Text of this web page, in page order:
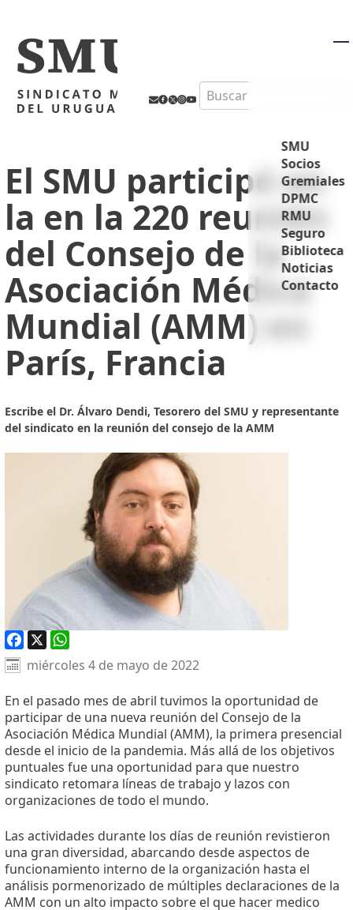
Search
SMU
Socios
Gremiales
DPMC
RMU
Seguro
Biblioteca
Noticias
Contacto
El SMU participó en
la en la 220 reunión
del Consejo de la
Asociación Médica
Mundial (AMM) en
París, Francia
Escribe el Dr. Álvaro Dendi, Tesorero del SMU y representante
del sindicato en la reunión del consejo de la AMM
Facebook
X WhatsApp
miércoles 4 de mayo de 2022
En el pasado mes de abril tuvimos la oportunidad de
participar de una nueva reunión del Consejo de la
Asociación Médica Mundial (AMM), la primera presencial
desde el inicio de la pandemia. Más allá de los objetivos
puntuales fue una oportunidad para que nuestro
sindicato retomara líneas de trabajo y lazos con
organizaciones de todo el mundo.
Las actividades durante los días de reunión revistieron
una gran diversidad, abarcando desde aspectos de
funcionamiento interno de la organización hasta el
análisis pormenorizado de múltiples declaraciones de la
AMM con un alto impacto sobre el que hacer medico